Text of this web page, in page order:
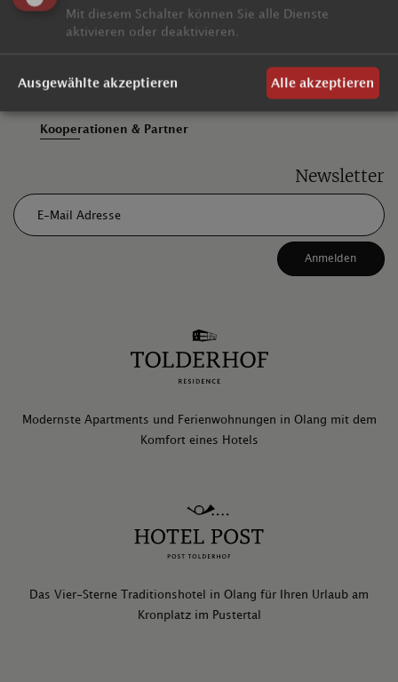
Anreise
Gästemeinungen
Kooperationen & Partner
Newsletter
E-Mail Adresse
Anmelden
Modernste Apartments und Ferienwohnungen in Olang mit dem
Komfort eines Hotels
Das Vier-Sterne Traditionshotel in Olang für Ihren Urlaub am
Kronplatz im Pustertal
Mit diesem Schalter können Sie alle Dienste
aktivieren oder deaktivieren.
Ausgewählte akzeptieren Alle akzeptieren